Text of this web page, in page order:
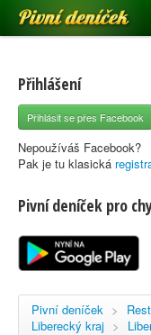
Pivní deníček
Pivní mapa
Pivní značky
Nápověda
Registrace
Přihlášení
Přihlásit se přes Facebook
Nepoužíváš Facebook?
Pak je tu klasická
Pivní deníček pro
Pivní deníček >
Liberecký kraj >